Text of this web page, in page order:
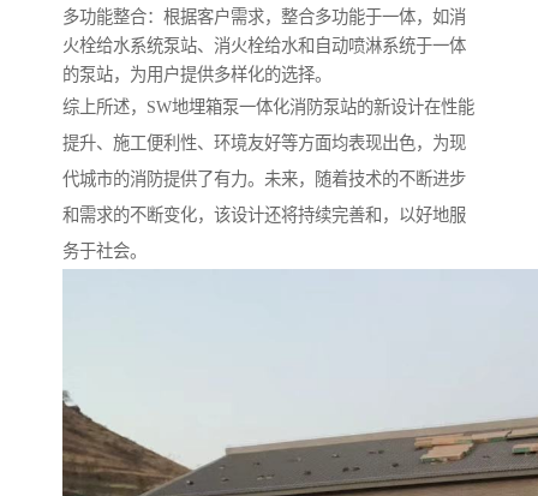
多功能整合：根据客户需求，整合多功能于一体，如消
火栓给水系统泵站、消火栓给水和自动喷淋系统于一体
的泵站，为用户提供多样化的选择。
综上所述，SW地埋箱泵一体化消防泵站的新设计在性能
提升、施工便利性、环境友好等方面均表现出色，为现
代城市的消防提供了有力。未来，随着技术的不断进步
和需求的不断变化，该设计还将持续完善和，以好地服
务于社会。